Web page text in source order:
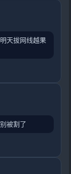
天拔网线越果
被割了